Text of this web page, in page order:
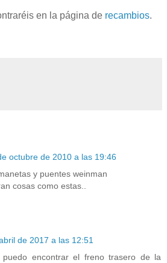
en la página de recambios.
octubre de 2010 a las 19:46
y puentes weinman
cosas como estas..
de 2017 a las 12:51
puedo encontrar el freno trasero de la